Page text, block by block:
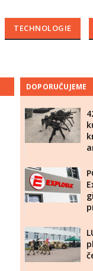
TECHNOLOGIE
DOPORUČUJEME